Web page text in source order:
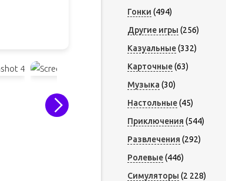
Гонки (494)
Другие игры (256)
Казуальные(332)
Карточные(63)
Музыка (30)
Настольные(45)
Приключения (544)
Развлечения (292)
Ролевые(446)
Симуляторы (2 228)